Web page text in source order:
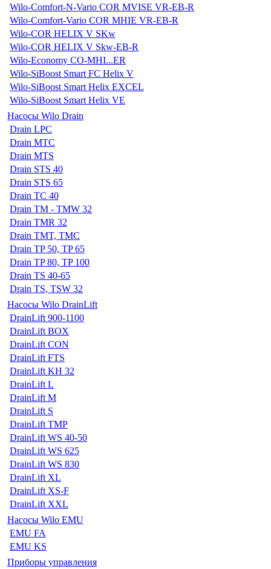
Wilo-Comfort-N-Vario COR MVISE VR-EB-R
Wilo-Comfort-Vario COR MHIE VR-EB-R
Wilo-COR HELIX V SKw
Wilo-COR HELIX V Skw-EB-R
Wilo-Economy CO-MHI...ER
Wilo-SiBoost Smart FC Helix V
Wilo-SiBoost Smart Helix EXCEL
Wilo-SiBoost Smart Helix VE
Насосы Wilo Drain
Drain LPC
Drain MTC
Drain MTS
Drain STS 40
Drain STS 65
Drain TC 40
Drain TM - TMW 32
Drain TMR 32
Drain TMT, TMC
Drain TP 50, TP 65
Drain TP 80, TP 100
Drain TS 40-65
Drain TS, TSW 32
Насосы Wilo DrainLift
DrainLift 900-1100
DrainLift BOX
DrainLift CON
DrainLift FTS
DrainLift KH 32
DrainLift L
DrainLift M
DrainLift S
DrainLift TMP
DrainLift WS 40-50
DrainLift WS 625
DrainLift WS 830
DrainLift XL
DrainLift XS-F
DrainLift XXL
Насосы Wilo EMU
EMU FA
EMU KS
Приборы управления